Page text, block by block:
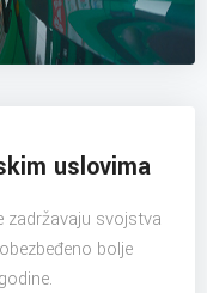
uslovima
zadržavaju svojstva
bolje